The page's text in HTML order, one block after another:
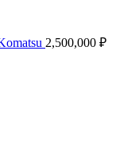
2,500,000 ₽